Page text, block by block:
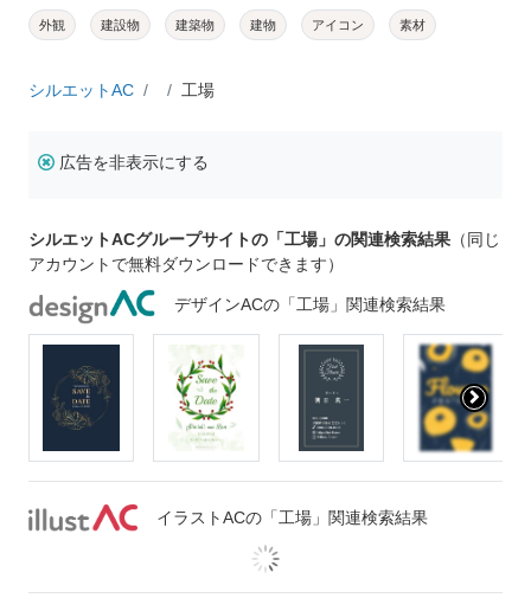
外観 建設物 建築物 建物 アイコン 素材
シルエットAC 工場
広告を非表示にする
シルエットACグループサイトの「工場」の関連検索結果 （同じ
アカウントで無料ダウンロードできます）
デザインACの「工場」関連検索結果
イラストACの「工場」関連検索結果